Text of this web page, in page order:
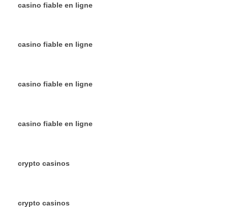
casino fiable en ligne
casino fiable en ligne
casino fiable en ligne
casino fiable en ligne
crypto casinos
crypto casinos